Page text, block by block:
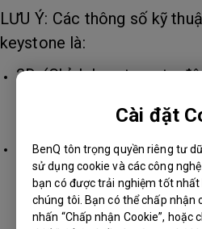
Cài đặt
BenQ tôn trọng quyền riêng tư
sử dụng cookie và các công
bạn có được trải nghiệm tốt
chúng tôi. Bạn có thể chấp nhận
nhấn “Chấp nhận Cookie”, hoặc
LƯU Ý: Các thông số kỹ
keystone là:
2D, (Chỉnh keystone tự
tường theo hướng chiếu:
2D, (Chỉnh keystone thủ
Xoay ± 40 độ.